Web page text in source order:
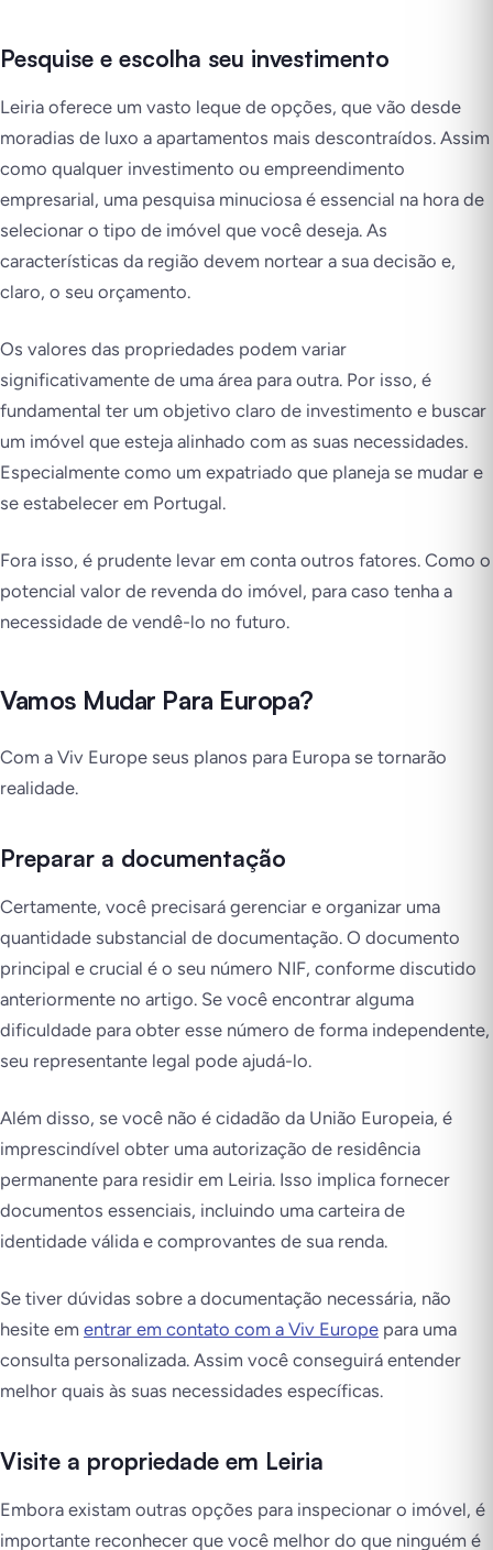
Pesquise e escolha seu investimento
Leiria oferece um vasto leque de opções, que vão desde
moradias de luxo a apartamentos mais descontraídos. Assim
como qualquer investimento ou empreendimento
empresarial, uma pesquisa minuciosa é essencial na hora de
selecionar o tipo de imóvel que você deseja. As
características da região devem nortear a sua decisão e,
claro, o seu orçamento.
Os valores das propriedades podem variar
significativamente de uma área para outra. Por isso, é
fundamental ter um objetivo claro de investimento e buscar
um imóvel que esteja alinhado com as suas necessidades.
Especialmente como um expatriado que planeja se mudar e
se estabelecer em Portugal.
Fora isso, é prudente levar em conta outros fatores. Como o
potencial valor de revenda do imóvel, para caso tenha a
necessidade de vendê-lo no futuro.
Vamos Mudar Para Europa?
Com a Viv Europe seus planos para Europa se tornarão
realidade.
Preparar a documentação
Certamente, você precisará gerenciar e organizar uma
quantidade substancial de documentação. O documento
principal e crucial é o seu número NIF, conforme discutido
anteriormente no artigo. Se você encontrar alguma
dificuldade para obter esse número de forma independente,
seu representante legal pode ajudá-lo.
Além disso, se você não é cidadão da União Europeia, é
imprescindível obter uma autorização de residência
permanente para residir em Leiria. Isso implica fornecer
documentos essenciais, incluindo uma carteira de
identidade válida e comprovantes de sua renda.
Se tiver dúvidas sobre a documentação necessária, não
hesite em entrar em contato com a Viv Europe para uma
consulta personalizada. Assim você conseguirá entender
melhor quais às suas necessidades específicas.
Visite a propriedade em Leiria
Embora existam outras opções para inspecionar o imóvel, é
importante reconhecer que você melhor do que ninguém é